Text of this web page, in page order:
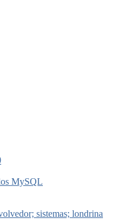
MySQL
sistemas; londrina